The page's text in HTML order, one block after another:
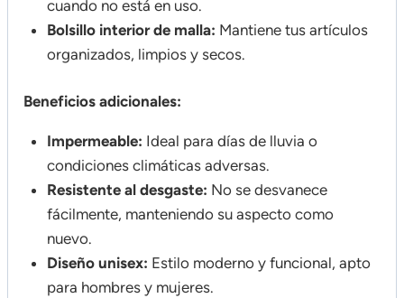
cuando no está en uso.
Bolsillo interior de malla: Mantiene tus artículos
organizados, limpios y secos.
Beneficios adicionales:
Impermeable: Ideal para días de lluvia o
condiciones climáticas adversas.
Resistente al desgaste: No se desvanece
fácilmente, manteniendo su aspecto como
nuevo.
Diseño unisex: Estilo moderno y funcional, apto
para hombres y mujeres.